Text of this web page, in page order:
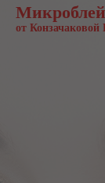
от